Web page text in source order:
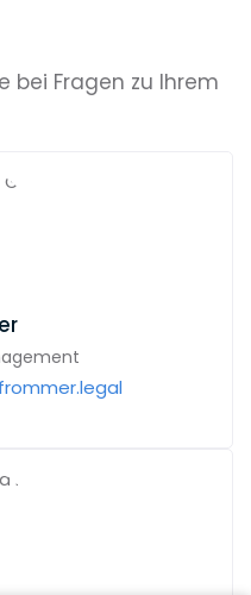
bei Fragen zu Ihrem